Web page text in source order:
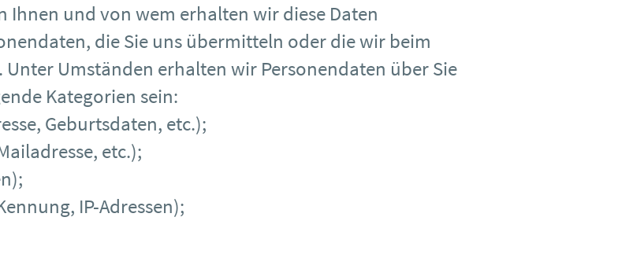
Ihnen und von wem erhalten wir diese Daten
die Sie uns übermitteln oder die wir beim
Umständen erhalten wir Personendaten über Sie
Kategorien sein:
Geburtsdaten, etc.);
etc.);
IP-Adressen);